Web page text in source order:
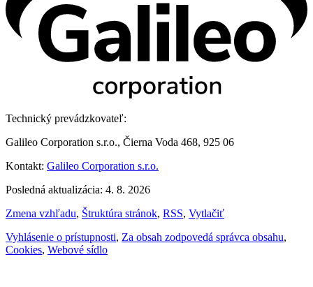
Technický prevádzkovateľ:
Galileo Corporation s.r.o., Čierna Voda 468, 925 06
Kontakt: Galileo Corporation s.r.o.
Posledná aktualizácia: 4. 8. 2026
Zmena vzhľadu, Štruktúra stránok, RSS, Vytlačiť
Vyhlásenie o prístupnosti, Za obsah zodpovedá správca obsahu,
Cookies, Webové sídlo